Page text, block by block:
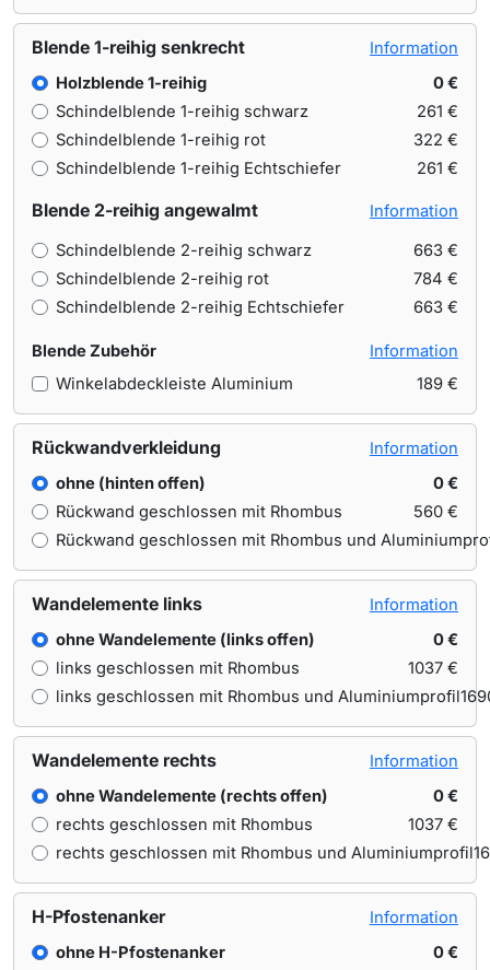
Blende 1-reihig senkrecht
Information
Holzblende 1-reihig
0 €
Schindelblende 1-reihig schwarz
261 €
Schindelblende 1-reihig rot
322 €
Schindelblende 1-reihig Echtschiefer
261 €
Blende 2-reihig angewalmt
Information
Schindelblende 2-reihig schwarz
663 €
Schindelblende 2-reihig rot
784 €
Schindelblende 2-reihig Echtschiefer
663 €
Blende Zubehör
Information
Winkelabdeckleiste Aluminium
189 €
Rückwandverkleidung
Information
ohne (hinten offen)
0 €
Rückwand geschlossen mit Rhombus
560 €
Rückwand geschlossen mit Rhombus und
Wandelemente links
Information
ohne Wandelemente (links offen)
0 €
links geschlossen mit Rhombus
1037 €
links geschlossen mit Rhombus und Aluminiumprofil
Wandelemente rechts
Information
ohne Wandelemente (rechts offen)
0 €
rechts geschlossen mit Rhombus
1037 €
rechts geschlossen mit Rhombus und Aluminiumprofil
H-Pfostenanker
Information
ohne H-Pfostenanker
0 €